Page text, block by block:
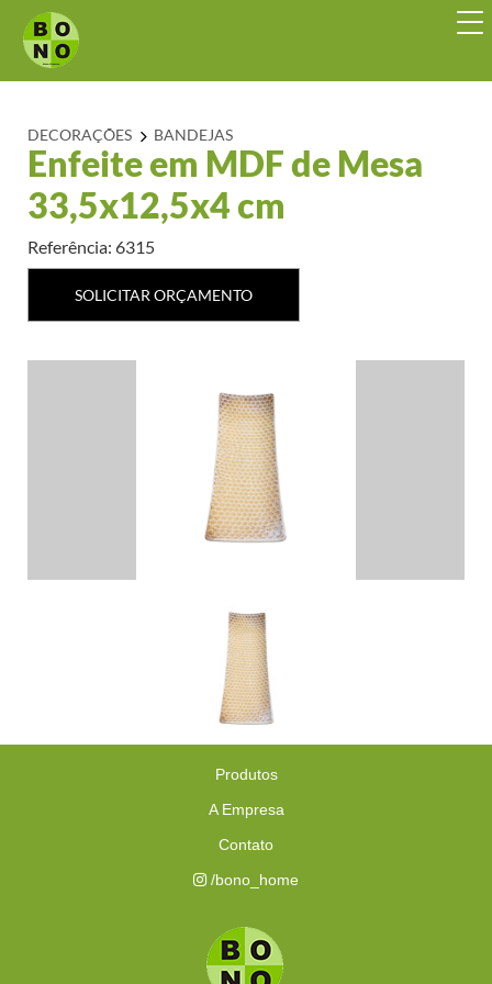
DECORAÇÕES BANDEJAS
Enfeite em MDF de Mesa
33,5x12,5x4 cm
Referência: 6315
SOLICITAR ORÇAMENTO
Produtos
A Empresa
Contato
/bono_home